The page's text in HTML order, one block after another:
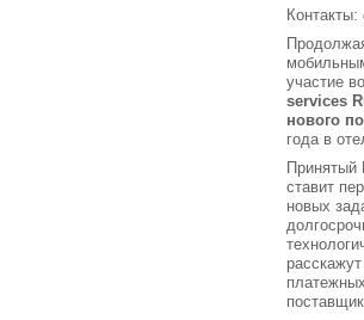
Контакты:
участие во
services
нового
года в
Принятый
ставит
новых